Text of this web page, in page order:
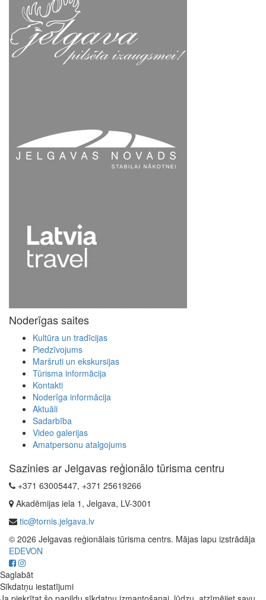
Noderīgas saites
Kultūra un tradīcijas
Piedzīvojums
Maršruti un ekskursijas
Tūrisma informācija
Kontakti
Noderīga informācija
Aktuāli
Sadarbība
Video galerijas
Amatpersonu atalgojums
Sazinies ar Jelgavas reģionālo tūrisma centru
+371 63005447, +371 25619266
Akadēmijas iela 1, Jelgava, LV-3001
tic@tornis.jelgava.lv
© 2026 Jelgavas reģionālais tūrisma centrs. Mājas lapu izstrādāja
EDEVON
Saglabāt
Sīkdatņu iestatījumi